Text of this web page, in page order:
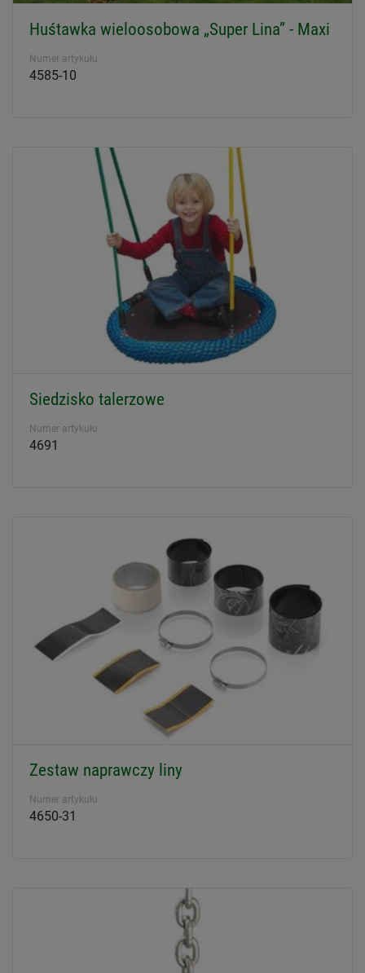
Huśtawka wieloosobowa „Super Lina” - Maxi
Numer artykułu
4585-10
Siedzisko talerzowe
Numer artykułu
4691
Zestaw naprawczy liny
Numer artykułu
4650-31